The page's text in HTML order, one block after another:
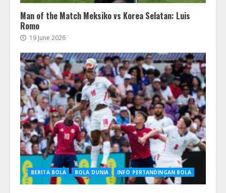
Man of the Match Meksiko vs Korea Selatan: Luis
Romo
19 June 2026
BERITA BOLA BOLA DUNIA INFO PERTANDINGAN BOLA